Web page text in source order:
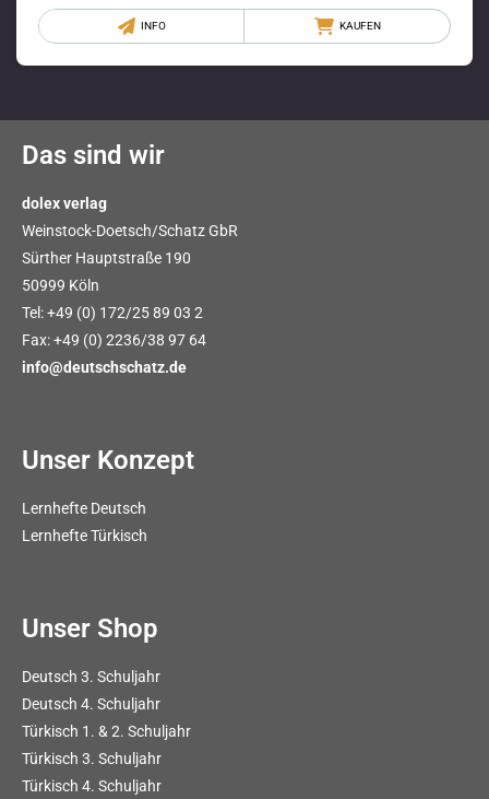
INFO KAUFEN
Das sind wir
dolex verlag
Weinstock-Doetsch/Schatz GbR
Sürther Hauptstraße 190
50999 Köln
Tel: +49 (0) 172/25 89 03 2
Fax: +49 (0) 2236/38 97 64
info@deutschschatz.de
Unser Konzept
Lernhefte Deutsch
Lernhefte Türkisch
Unser Shop
Deutsch 3. Schuljahr
Deutsch 4. Schuljahr
Türkisch 1. & 2. Schuljahr
Türkisch 3. Schuljahr
Türkisch 4. Schuljahr